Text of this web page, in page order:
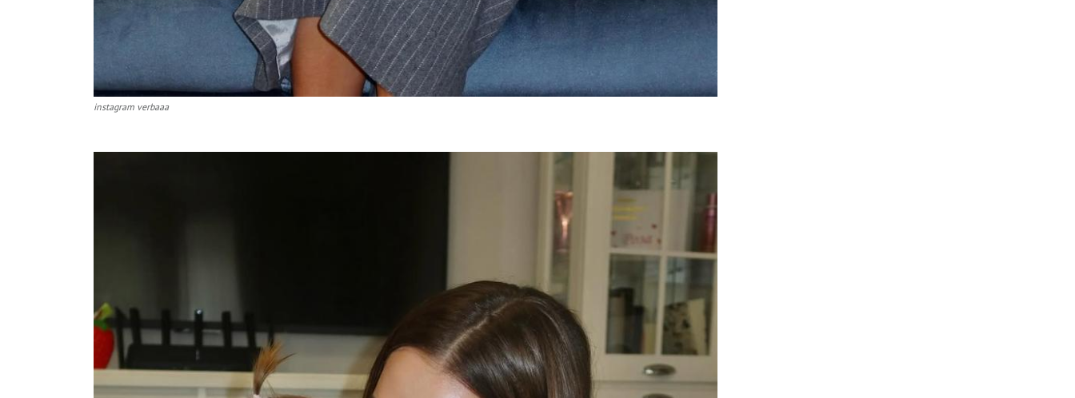
instagram verbaaa